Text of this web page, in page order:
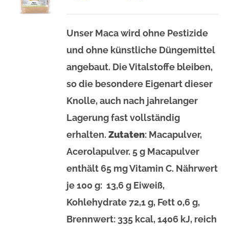
BESCHREIBUNG
MEHRERE
VARIANTEN
OPTIONEN
PRODUKTSEITE
GEWÄHLT
WERDEN
Unser Maca wird ohne Pestizide
und ohne künstliche Düngemittel
angebaut. Die Vitalstoffe bleiben,
so die besondere Eigenart dieser
Knolle, auch nach jahrelanger
Lagerung fast vollständig
erhalten.Zutaten: Macapulver,
Acerolapulver. 5 g Macapulver
enthält 65 mg Vitamin C. Nährwert
je 100 g: 13,6 g Eiweiß,
Kohlehydrate 72,1 g, Fett 0,6 g,
Brennwert: 335 kcal, 1406 kJ, reich